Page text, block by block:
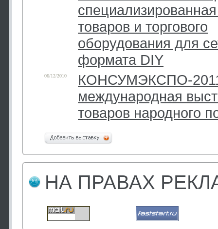
товаров и торгового
оборудования для
формата DIY
06/12/2010
КОНСУМЭКСПО-
международная
товаров народного
НА ПРАВАХ